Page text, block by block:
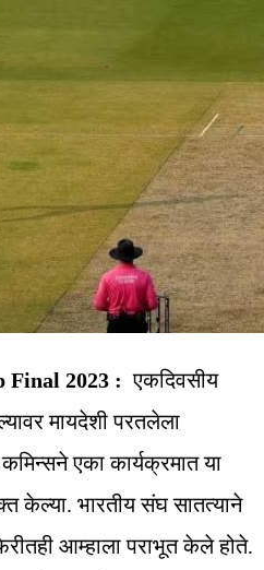
Final 2023 : एकदिवसीय
मायदेशी परतलेला
एका कार्यक्रमात या
केल्या. भारतीय संघ सातत्याने
आम्हाला पराभूत केले होते.